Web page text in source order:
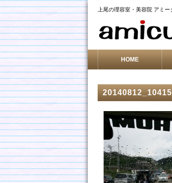
上尾の理容室・美容院 アミー
HOME